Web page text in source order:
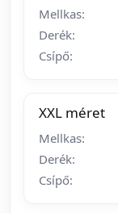
Mellkas:
Derék:
Csípő:
XXL méret
Mellkas:
Derék:
Csípő: